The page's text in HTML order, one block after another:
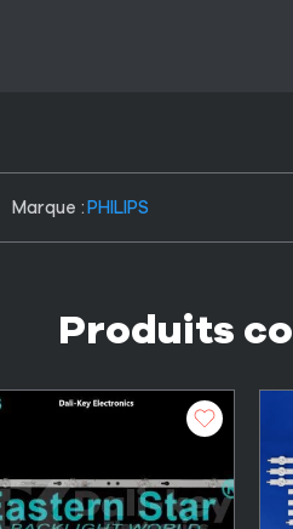
Marque :PHILIPS
Produits